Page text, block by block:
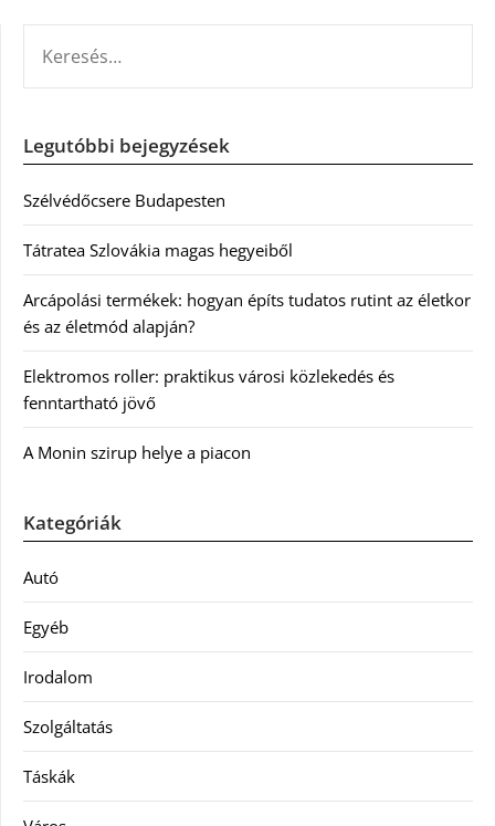
Legutóbbi bejegyzések
Szélvédőcsere Budapesten
Tátratea Szlovákia magas hegyeiből
Arcápolási termékek: hogyan építs tudatos rutint az életkor
és az életmód alapján?
Elektromos roller: praktikus városi közlekedés és
fenntartható jövő
A Monin szirup helye a piacon
Kategóriák
Autó
Egyéb
Irodalom
Szolgáltatás
Táskák